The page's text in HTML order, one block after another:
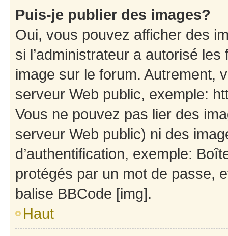
Puis-je publier des images?
Oui, vous pouvez afficher des
si l’administrateur a autorisé
image sur le forum. Autrement,
serveur Web public, exemple:
Vous ne pouvez pas lier des
serveur Web public) ni des
d’authentification, exemple:
protégés par un mot de passe,
balise BBCode [img].
Haut